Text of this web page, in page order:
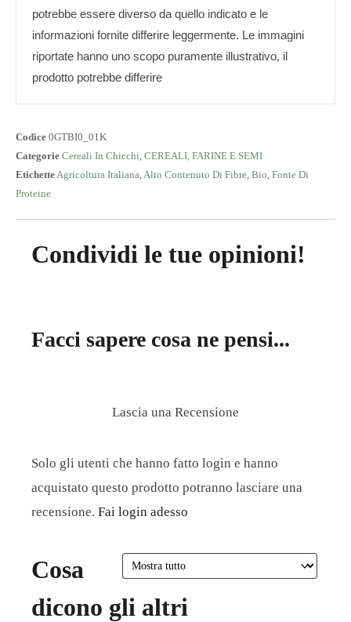
potrebbe essere diverso da quello indicato e le
informazioni fornite differire leggermente. Le immagini
riportate hanno uno scopo puramente illustrativo, il
prodotto potrebbe differire
Codice 0GTBI0_01K
Categorie Cereali In Chicchi CEREALI, FARINE E SEMI
Etichette Agricoltura Italiana Alto Contenuto Di Fibre Bio Fonte Di
Proteine
Condividi le tue opinioni!
Facci sapere cosa ne pensi...
Lascia una Recensione
Solo gli utenti che hanno fatto login e hanno
acquistato questo prodotto potranno lasciare una
recensione. Fai login adesso
Cosa
dicono gli altri